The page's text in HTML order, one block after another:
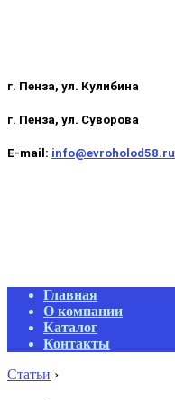
г. Пенза, ул. Кулибина
г. Пенза, ул. Суворова
E-mail: info@evroholod58.ru
Primary
Navigation
Menu
Главная
О компании
Каталог
Контакты
Статьи ›